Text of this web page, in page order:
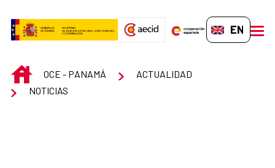
EN-GB
INICIOOCE - PANAMÁ
ACTUALIDAD
NOTICIAS